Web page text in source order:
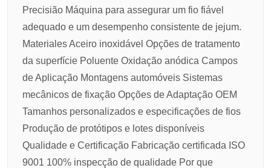
Precisião Máquina para assegurar um fio fiável
adequado e um desempenho consistente de jejum.
MaterialesAceiro inoxidável Opções de tratamento
da superfície Poluente Oxidação anódica Campos
de Aplicação Montagens automóveis Sistemas
mecânicos de fixação Opções de Adaptação OEM
Tamanhos personalizados e especificações de fios
Produção de protótipos e lotes disponíveis
Qualidade e Certificação Fabricação certificada ISO
9001 100% inspecção de qualidade Por que